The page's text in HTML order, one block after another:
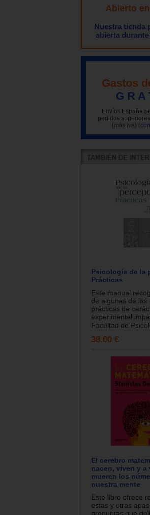
Abierto
Nuestra tienda
abierta
Gastos
G R A
Envíos España
pedidos
(más iva)
Psicología de la
Prácticas
Este manual
de algunas de las
prácticas de
experimental
Facultad de
38.00 €
El cerebro
nacen, viven y a
mueren los
nuestra mente
Este libro ofrece
estas y otras